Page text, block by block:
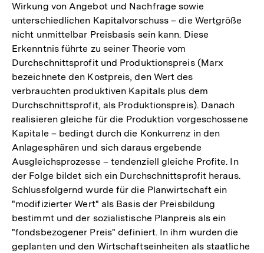
Wirkung von Angebot und Nachfrage sowie
unterschiedlichen Kapitalvorschuss – die Wertgröße
nicht unmittelbar Preisbasis sein kann. Diese
Erkenntnis führte zu seiner Theorie vom
Durchschnittsprofit und Produktionspreis (Marx
bezeichnete den Kostpreis, den Wert des
verbrauchten produktiven Kapitals plus dem
Durchschnittsprofit, als Produktionspreis). Danach
realisieren gleiche für die Produktion vorgeschossene
Kapitale – bedingt durch die Konkurrenz in den
Anlagesphären und sich daraus ergebende
Ausgleichsprozesse – tendenziell gleiche Profite. In
der Folge bildet sich ein Durchschnittsprofit heraus.
Schlussfolgernd wurde für die Planwirtschaft ein
"modifizierter Wert" als Basis der Preisbildung
bestimmt und der sozialistische Planpreis als ein
"fondsbezogener Preis" definiert. In ihm wurden die
geplanten und den Wirtschaftseinheiten als staatliche